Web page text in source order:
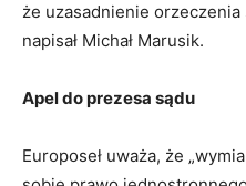
że uzasadnienie
napisał Michał Marusik.
Apel do prezesa sądu
Europoseł uważa, że